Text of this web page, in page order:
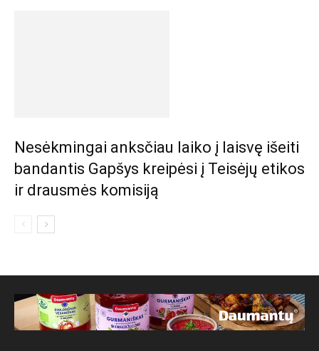
Nesėkmingai anksčiau laiko į laisvę išeiti
bandantis Gapšys kreipėsi į Teisėjų etikos
ir drausmės komisiją